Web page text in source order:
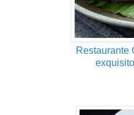
Restaurante